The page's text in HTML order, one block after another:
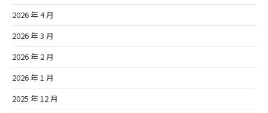
2026 年 4 月
2026 年 3 月
2026 年 2 月
2026 年 1 月
2025 年 12 月